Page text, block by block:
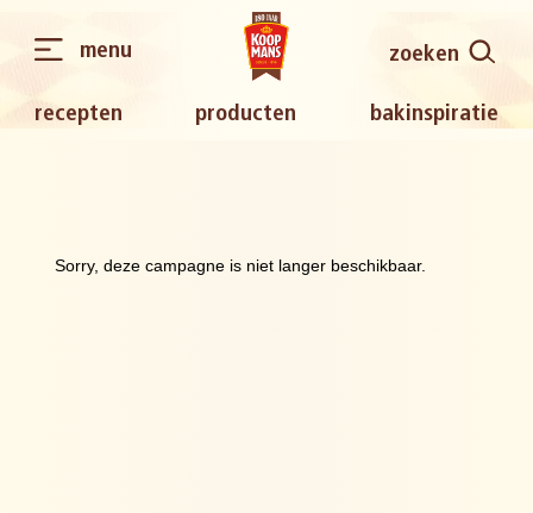
recepten producten bakinspiratie
zoeken
menu